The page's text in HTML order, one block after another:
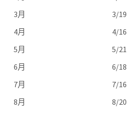
3月
3/19
4月
4/16
5月
5/21
6月
6/18
7月
7/16
8月
8/20